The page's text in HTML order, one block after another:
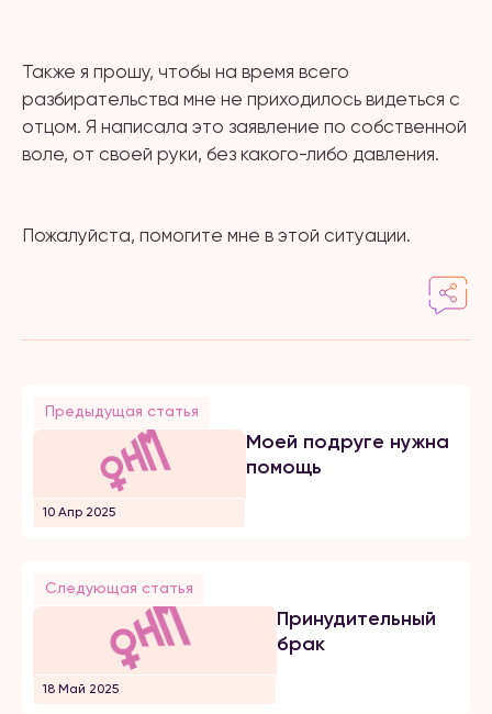
Также я прошу, чтобы на время всего
разбирательства мне не приходилось видеться с
отцом. Я написала это заявление по собственной
воле, от своей руки, без какого-либо давления.
Пожалуйста, помогите мне в этой ситуации.
Предыдущая статья
10 Апр 2025
Моей подруге нужна
помощь
Следующая статья
18 Май 2025
Принудительный
брак